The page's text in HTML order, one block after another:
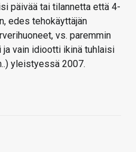
päivää tai tilannetta että 4-
edes tehokäyttäjän
vs. paremmin
vain idiootti ikinä tuhlaisi
yleistyessä 2007.